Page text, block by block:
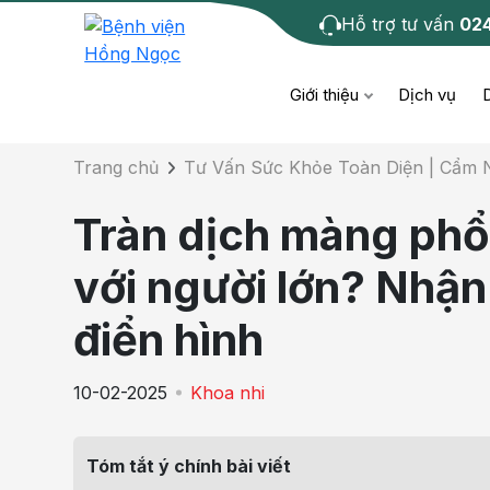
Hỗ trợ tư vấn
Giới thiệu Dịch vụ
Điện quang can thiệp
Dược
Chi tiết bài tư
Trang chủ Tư Vấn Sức Khỏe Toàn Diện | Cẩm
Tràn dịch màng
với người lớn?
điển hình
10-02-2025 Khoa nhi
Tóm tắt ý chính bài viết